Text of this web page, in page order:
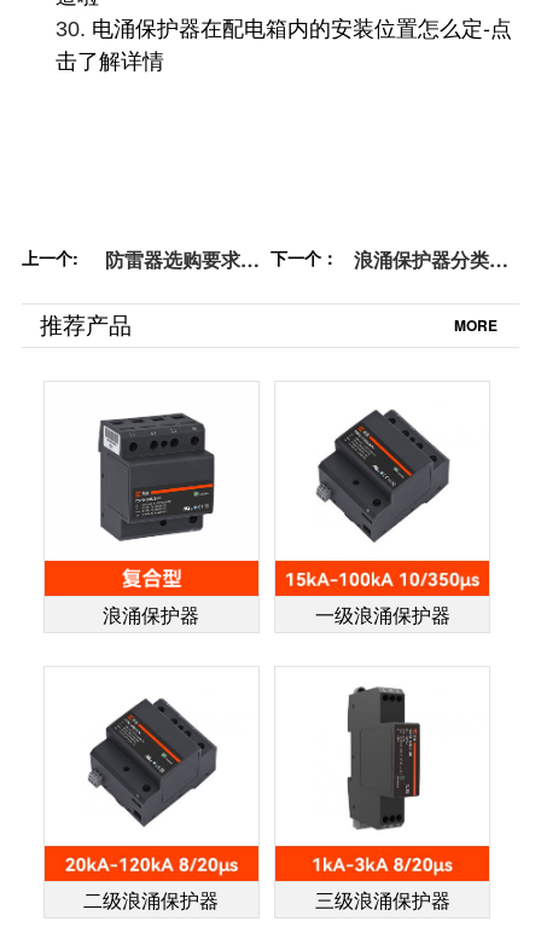
30. 电涌保护器在配电箱内的安装位置怎么定-点
击了解详情
上一个:
防雷器​选购要求
造防雷】
下一个：
浪涌保护器分类
【易造防雷】
推荐产品 MORE
浪涌保护器 一级浪涌保护器
二级浪涌保护器 三级浪涌保护器